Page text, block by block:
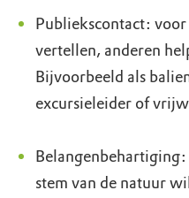
Publiekscontact:
vertellen, anderen
Bijvoorbeeld als
excursieleider of
stem van de natuur